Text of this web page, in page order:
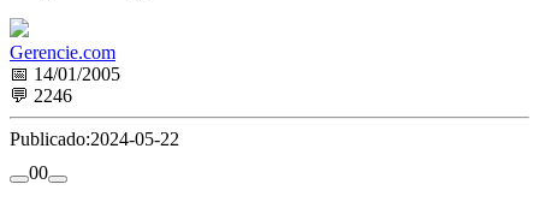
Gerencie.com
📅 14/01/2005
💬 2246
Publicado:2024-05-22
00